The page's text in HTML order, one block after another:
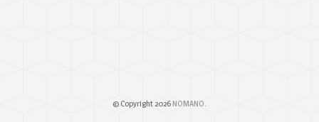
© Copyright 2026 NOMANO.